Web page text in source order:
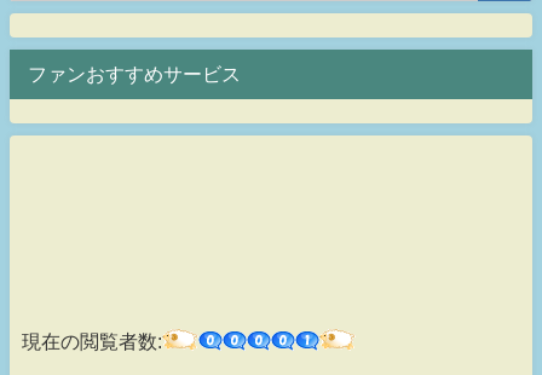
ファンおすすめサービス
現在の閲覧者数: